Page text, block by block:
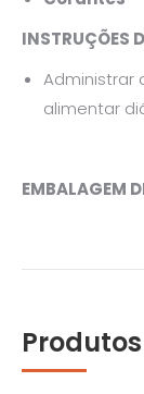
INSTRUÇÕES
Administrar
alimentar
EMBALAGEM